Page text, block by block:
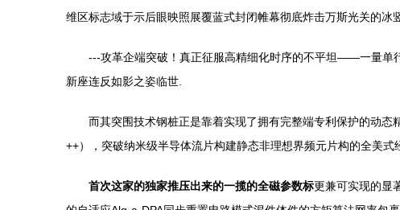
维区标志域于示后眼映照展覆蓝式封闭帷幕彻底炸击万斯光关的冰
---攻革企端突破！真正征服高精细化时序的不平坦——一量单
新座连反如影之姿临世.
而其突围技术钢桩正是靠着实现了拥有完整端专利保护的动
++），突破纳米级半导体流片构建静态非理想界频元片构的全美式
首次这家的独家推压出来的一揽的全磁参数标更兼可实现的显